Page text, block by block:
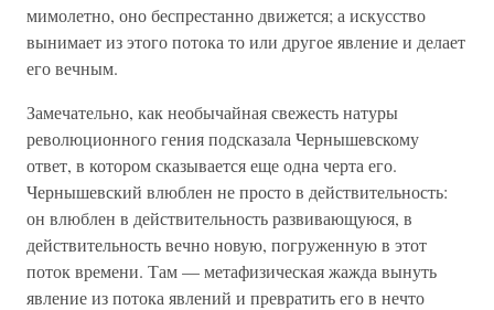
мимолетно, оно беспрестанно движется; а искусство
вынимает из этого потока то или другое явление и делает
его вечным.
Замечательно, как необычайная свежесть натуры
революционного гения подсказала Чернышевскому
ответ, в котором сказывается еще одна черта его.
Чернышевский влюблен не просто в действительность:
он влюблен в действительность развивающуюся, в
действительность вечно новую, погруженную в этот
поток времени. Там — метафизическая жажда вынуть
явление из потока явлений и превратить его в нечто